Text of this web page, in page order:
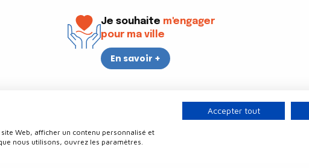
Je souhaite m'engager
pour ma ville
En savoir +
Politique de confidentialitéPlan du site
Web, afficher un contenu personnalisé et
nous utilisons, ouvrez les paramètres.
Accepter tout